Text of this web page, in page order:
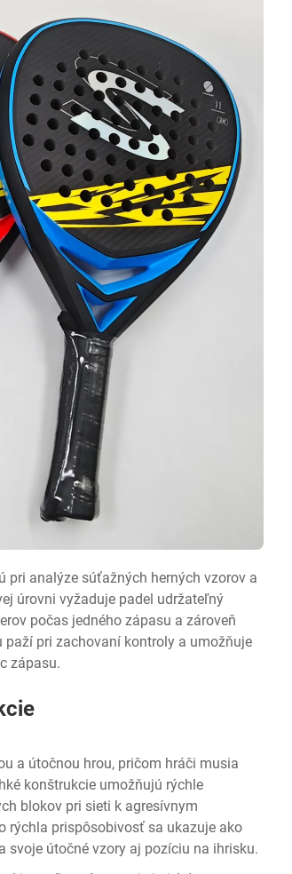
pri analýze súťažných herných vzorov a
úrovni vyžaduje padel udržateľný
počas jedného zápasu a zároveň
paží pri zachovaní kontroly a umožňuje
zápasu.
a útočnou hrou, pričom hráči musia
konštrukcie umožňujú rýchle
blokov pri sieti k agresívnym
rýchla prispôsobivosť sa ukazuje ako
svoje útočné vzory aj pozíciu na ihrisku.